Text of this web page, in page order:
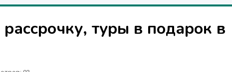
туры в подарок в